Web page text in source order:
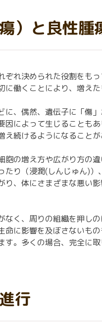
）と良性腫
ぞれ決められた役割をも
働くことにより、増え
に、偶然、遺伝子に「傷
因によって生じることも
え続けるようになること
胞の増え方や広がり方の
たり（浸潤(しんじゅん)
り、体にさまざまな悪い
なく、周りの組織を押し
命に影響を及ぼさないも
す。多くの場合、完全に
行